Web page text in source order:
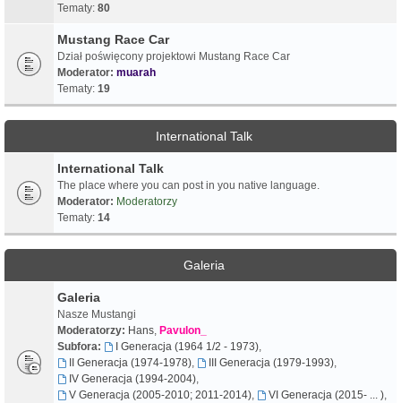
Tematy: 80
Mustang Race Car
Dział poświęcony projektowi Mustang Race Car
Moderator: muarah
Tematy: 19
International Talk
International Talk
The place where you can post in you native language.
Moderator: Moderatorzy
Tematy: 14
Galeria
Galeria
Nasze Mustangi
Moderatorzy: Hans, Pavulon_
Subfora:
I Generacja (1964 1/2 - 1973),
II Generacja (1974-1978), III Generacja (1979-1993),
IV Generacja (1994-2004),
V Generacja (2005-2010; 2011-2014), VI Generacja (2015- ... ),